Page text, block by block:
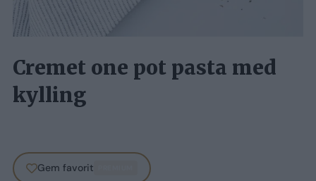
Cremet one pot pasta med
kylling
Gem favorit